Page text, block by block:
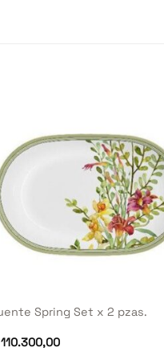
Spring Set x 2 pzas.
110.300,00